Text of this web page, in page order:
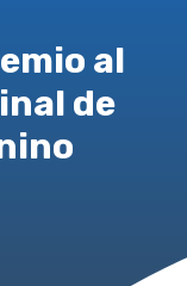
al
de